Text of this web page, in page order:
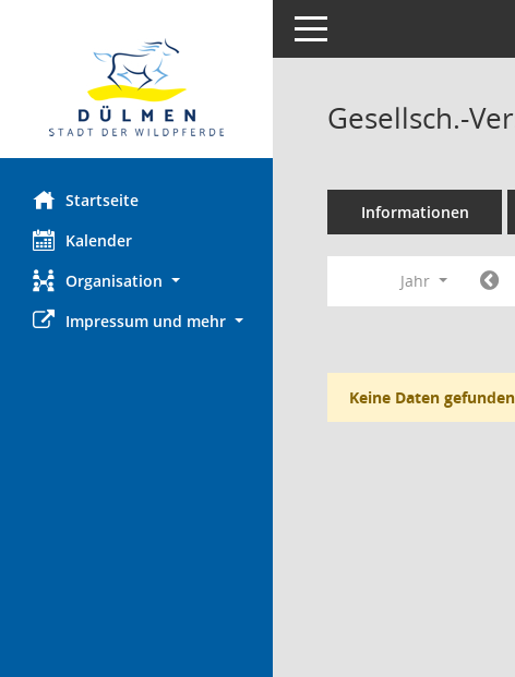
Startseite
Kalender
Organisation
Impressum und mehr
Toggle navigation
Gesellsch.-
Informationen
Jahr
Keine Daten